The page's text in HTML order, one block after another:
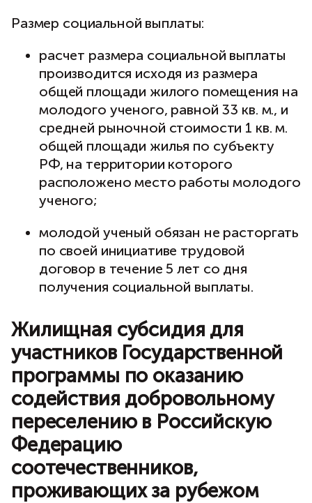
Размер социальной выплаты:
расчет размера социальной выплаты
производится исходя из размера
общей площади жилого помещения на
молодого ученого, равной 33 кв. м., и
средней рыночной стоимости 1 кв. м.
общей площади жилья по субъекту
РФ, на территории которого
расположено место работы молодого
ученого;
молодой ученый обязан не расторгать
по своей инициативе трудовой
договор в течение 5 лет со дня
получения социальной выплаты.
Жилищная субсидия для
участников Государственной
программы по оказанию
содействия добровольному
переселению в Российскую
Федерацию
соотечественников,
проживающих за рубежом